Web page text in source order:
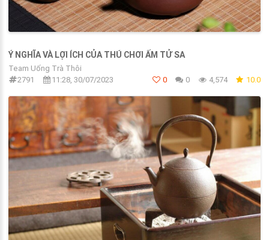
Ý NGHĨA VÀ LỢI ÍCH CỦA THÚ CHƠI ẤM TỬ SA
Team Uống Trà Thôi
2791
11:28, 30/07/2023 0 0 4,574 10.0